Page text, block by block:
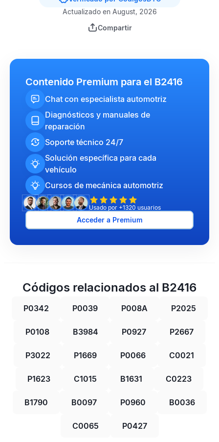
Actualizado en August, 2026
Compartir
Contenido Premium para el B2416
Chat con especialista automotriz
Diagnósticos y manuales de
reparación
Soporte técnico 24/7
Solución específica para cada
vehículo
Cursos de mecánica automotriz
Usado por +1320 usuarios
Acceder a Premium
Códigos relacionados al B2416
P0342 P0039 P008A P2025
P0108 B3984 P0927 P2667
P3022 P1669 P0066 C0021
P1623 C1015 B1631 C0223
B1790 B0097 P0960 B0036
C0065 P0427